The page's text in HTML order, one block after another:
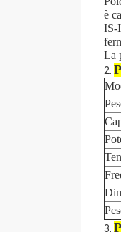
è
IS-
La
2.
3.